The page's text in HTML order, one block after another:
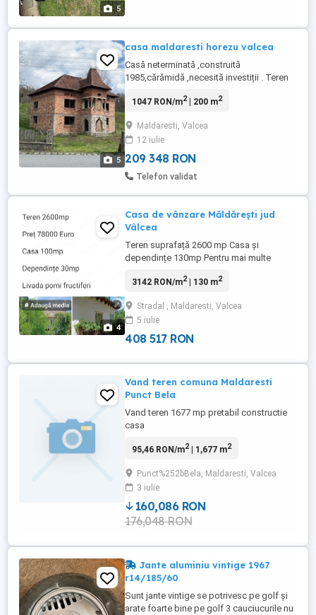
5
5
casa maldaresti horezu valcea
Casă neterminată ,construită
1985,cărămidă ,necesită investiții . Teren
merge direct la destinație ,este la strada
maldăr ,drumul care iese în dn 67 Casa are
100 m 2 amprenta la sol. nu deranjați inutil
prețul este fix La limita ...
1047 RON/m2| 200 m2
Maldaresti, Valcea
12 iulie
209 348 RON
Telefon validat
4
Casa de vânzare Măldărești jud
Vâlcea
Teren suprafață 2600 mp Casa și
dependințe 130mp Pentru mai multe
3142 RON/m2| 130 m2
Stradal , Maldaresti, Valcea
5 iulie
408 517 RON
Vand teren comuna Maldaresti
Punct Bela
Vand teren 1677 mp pretabil constructie
casa
95,46 RON/m2| 1,677 m2
Punct%252bBela, Maldaresti, Valcea
3 iulie
160,086 RON
176,048 RON
Jante aluminiu vintige 1967
r14/185/60
Sunt jante vintige se potrivesc pe golf și
arate foarte bine pe golf 3 cauciucurile nu